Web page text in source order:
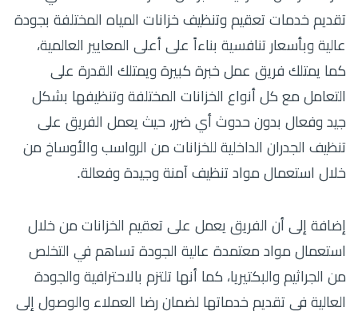
تقديم خدمات تعقيم وتنظيف خزانات المياه المختلفة بجودة
عالية وبأسعار تنافسية بناءاً على أعلى المعايير العالمية،
كما يمتلك فريق عمل خبرة كبيرة ويمتلك القدرة على
التعامل مع كل أنواع الخزانات المختلفة وتنظيفها بشكل
جيد وفعال بدون حدوث أي ضرر، حيث يعمل الفريق على
تنظيف الجدران الداخلية للخزانات من الرواسب والأوساخ من
خلال استعمال مواد تنظيف آمنة وجيدة وفعالة.
إضافة إلى أن الفريق يعمل على تعقيم الخزانات من خلال
استعمال مواد معتمدة عالية الجودة تساهم في التخلص
من الجراثيم والبكتيريا، كما أنها تلتزم بالاحترافية والجودة
العالية في تقديم خدماتها لضمان رضا العملاء والوصول إلى